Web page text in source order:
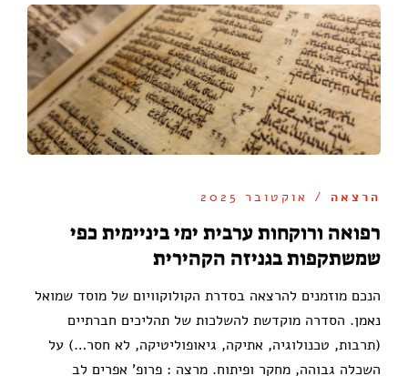
הרצאה / אוקטובר 2025
רפואה ורוקחות ערבית ימי ביניימית כפי
שמשתקפות בגניזה הקהירית
הנכם מוזמנים להרצאה בסדרת הקולוקוויום של מוסד שמואל
נאמן. הסדרה מוקדשת להשלכות של תהליכים חברתיים
(תרבות, טכנולוגיה, אתיקה, גיאופוליטיקה, לא חסר…) על
השכלה גבוהה, מחקר ופיתוח. מרצה : פרופ' אפרים לב